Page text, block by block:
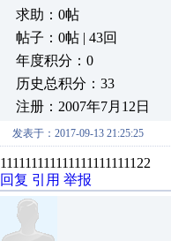
求助：0帖
帖子：0帖 | 43回
年度积分：0
历史总积分：33
注册：2007年7月12日
发表于：2017-09-13 21:25:25
111111111111111111111122
回复 引用 举报